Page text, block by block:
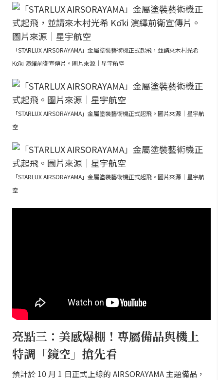
「STARLUX AIRSORAYAMA」金屬塗裝藝術機正式起飛，並請來木村光希
Kōki 演繹前衛宣傳片。圖片來源｜星宇航空
「STARLUX AIRSORAYAMA」金屬塗裝藝術機正式起飛。圖片來源｜星宇航
空
「STARLUX AIRSORAYAMA」金屬塗裝藝術機正式起飛。圖片來源｜星宇航
空
亮點三：美感爆棚！專屬備品與機上
特調「鏡空」搶先看
預計於 10 月 1 日正式上線的 AIRSORAYAMA 主題備品，